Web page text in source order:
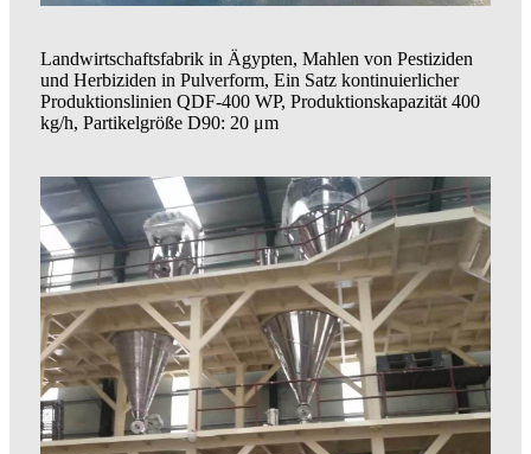
Landwirtschaftsfabrik in Ägypten, Mahlen von Pestiziden
und Herbiziden in Pulverform, Ein Satz kontinuierlicher
Produktionslinien QDF-400 WP, Produktionskapazität 400
kg/h, Partikelgröße D90: 20 μm